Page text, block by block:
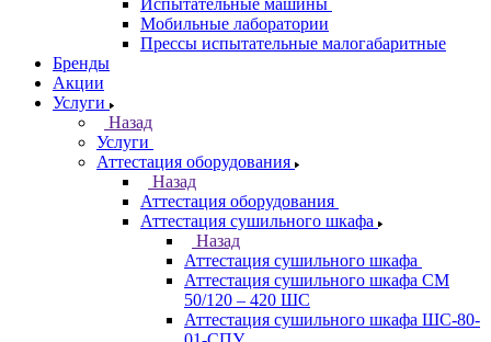
Испытательные машины
Мобильные лаборатории
Прессы испытательные малогабаритные
Бренды
Акции
Услуги
Назад
Услуги
Аттестация оборудования
Назад
Аттестация оборудования
Аттестация сушильного шкафа
Назад
Аттестация сушильного шкафа
Аттестация сушильного шкафа СМ
50/120 – 420 ШС
Аттестация сушильного шкафа ШС-80-